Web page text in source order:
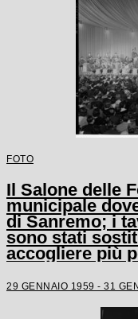
FOTO
Il Salone delle
municipale
di Sanremo; i
sono stati
accogliere più
29 GENNAIO 1959 - 31